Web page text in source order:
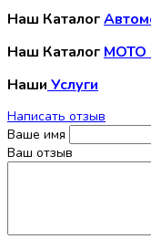
Наш Каталог
Наш Каталог МОТО
Наши Услуги
Написать отзыв
Ваше имя
Ваш отзыв